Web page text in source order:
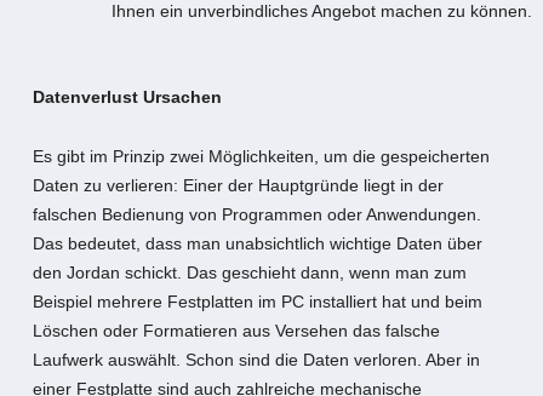
Ihnen ein unverbindliches Angebot machen zu können.
Datenverlust Ursachen
Es gibt im Prinzip zwei Möglichkeiten, um die gespeicherten
Daten zu verlieren: Einer der Hauptgründe liegt in der
falschen Bedienung von Programmen oder Anwendungen.
Das bedeutet, dass man unabsichtlich wichtige Daten über
den Jordan schickt. Das geschieht dann, wenn man zum
Beispiel mehrere Festplatten im PC installiert hat und beim
Löschen oder Formatieren aus Versehen das falsche
Laufwerk auswählt. Schon sind die Daten verloren. Aber in
einer Festplatte sind auch zahlreiche mechanische